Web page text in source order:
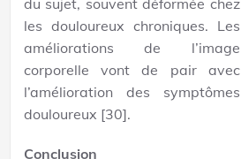
les douloureux chroniques. Les
améliorations de l’image
corporelle vont de pair avec
l’amélioration des symptômes
douloureux [30].
Conclusion